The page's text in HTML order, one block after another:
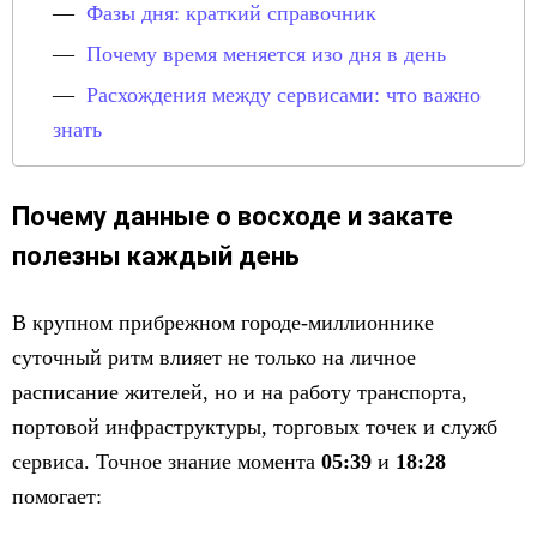
Фазы дня: краткий справочник
Почему время меняется изо дня в день
Расхождения между сервисами: что важно
знать
Почему данные о восходе и закате
полезны каждый день
В крупном прибрежном городе-миллионнике
суточный ритм влияет не только на личное
расписание жителей, но и на работу транспорта,
портовой инфраструктуры, торговых точек и служб
сервиса. Точное знание момента 05:39 и 18:28
помогает: